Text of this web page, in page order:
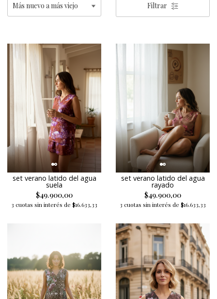
Filtrar
set verano latido del agua
suela
$49.900,00
3 cuotas sin interés de $16.633,33
set verano latido del agua
rayado
$49.900,00
3 cuotas sin interés de $16.633,33